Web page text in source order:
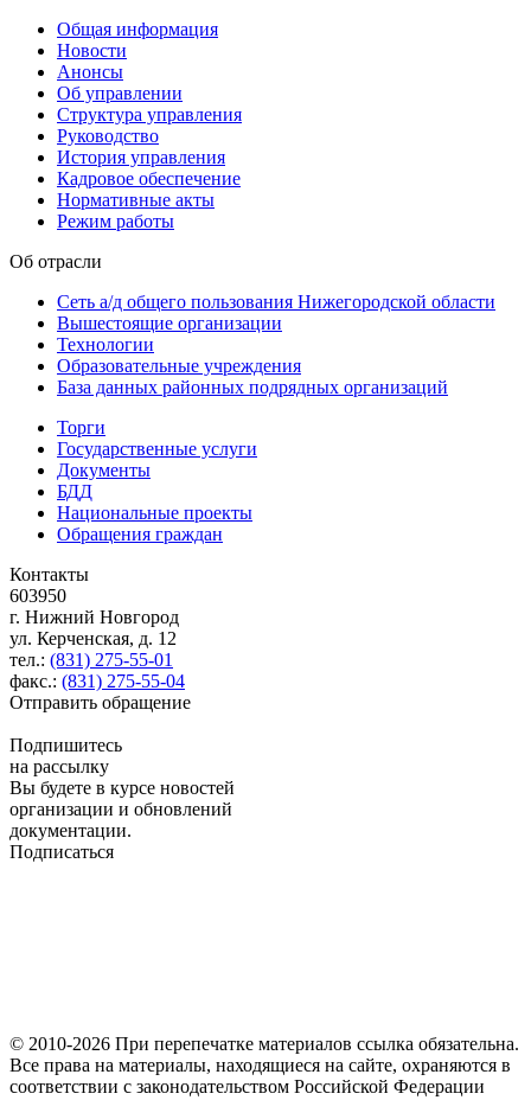
Общая информация
Новости
Анонсы
Об управлении
Структура управления
Руководство
История управления
Кадровое обеспечение
Нормативные акты
Режим работы
Об отрасли
Сеть а/д общего пользования Нижегородской области
Вышестоящие организации
Технологии
Образовательные учреждения
База данных районных подрядных организаций
Торги
Государственные услуги
Документы
БДД
Национальные проекты
Обращения граждан
Контакты
603950
г. Нижний Новгород
ул. Керченская, д. 12
тел.: (831) 275-55-01
факс.: (831) 275-55-04
Отправить обращение
Подпишитесь
на рассылку
Вы будете в курсе новостей
организации и обновлений
документации.
Подписаться
© 2010-2026 При перепечатке материалов ссылка обязательна.
Все права на материалы, находящиеся на сайте, охраняются в
соответствии с законодательством Российской Федерации